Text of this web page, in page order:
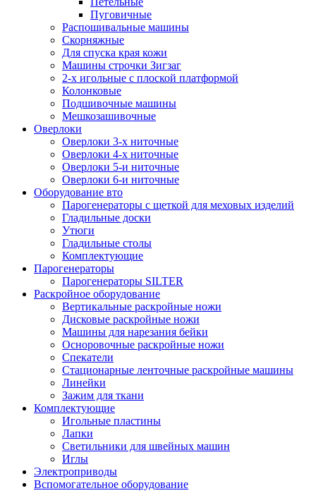
Пуговичные
Распошивальные машины
Скорняжные
Для спуска края кожи
Машины строчки Зигзаг
2-х игольные с плоской платформой
Колонковые
Подшивочные машины
Мешкозашивочные
Оверлоки
Оверлоки 3-х ниточные
Оверлоки 4-х ниточные
Оверлоки 5-и ниточные
Оверлоки 6-и ниточные
Оборудование вто
Парогенераторы с щеткой для меховых изделий
Гладильные доски
Утюги
Гладильные столы
Комплектующие
Парогенераторы
Парогенераторы SILTER
Раскройное оборудование
Вертикальные раскройные ножи
Дисковые раскройные ножи
Машины для нарезания бейки
Осноровочные раскройные ножи
Спекатели
Стационарные ленточные раскройные машины
Линейки
Зажим для ткани
Комплектующие
Игольные пластины
Лапки
Светильники для швейных машин
Иглы
Электроприводы
Вспомогательное оборудование